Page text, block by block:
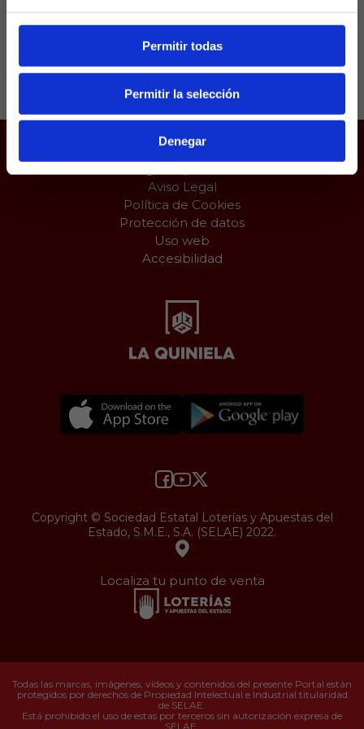
Permitir todas
Permitir la selección
Denegar
Compartir:
Aviso Legal
Política de Cookies
Protección de datos
Uso web
Accesibilidad
Copyright © Sociedad Estatal Loterías y Apuestas del
Estado, S.M.E., S.A. (SELAE) 2022.
Localiza tu punto de venta
Todas las marcas, imágenes, vídeos y contenidos del presente Portal están
protegidos por derechos de Propiedad Intelectual e Industrial titularidad
de SELAE.
Está prohibido el uso de estas por terceros sin autorización expresa de
SELAE.